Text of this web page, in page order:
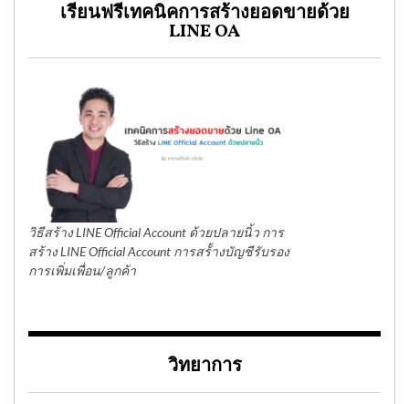
เรียนฟรีเทคนิคการสร้างยอดขายด้วย
LINE OA
วิธีสร้าง LINE Official Account ด้วยปลายนิ้ว การ
สร้าง LINE Official Account การสร้้างบัญชีรับรอง
การเพิ่มเพื่อน/ลูกค้า
วิทยาการ